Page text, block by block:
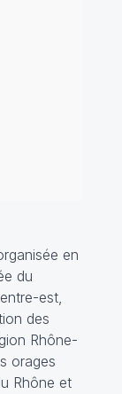
en
du
est,
des
Rhône-
orages
Rhône et